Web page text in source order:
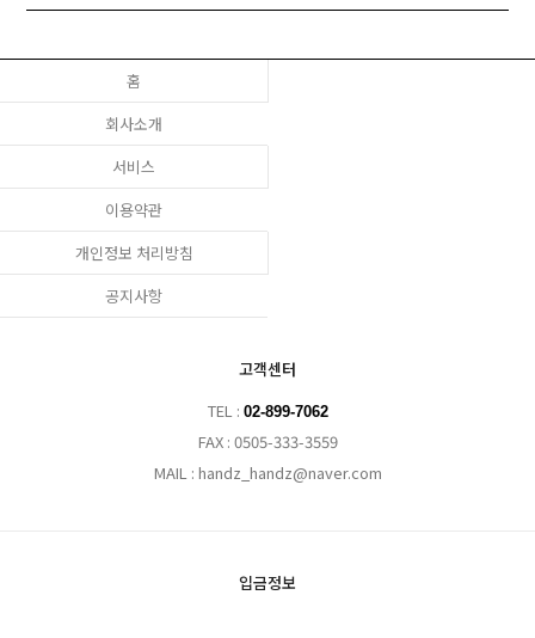
홈
회사소개
서비스
이용약관
개인정보 처리방침
공지사항
고객센터
TEL : 02-899-7062
FAX : 0505-333-3559
MAIL : handz_handz@naver.com
입금정보